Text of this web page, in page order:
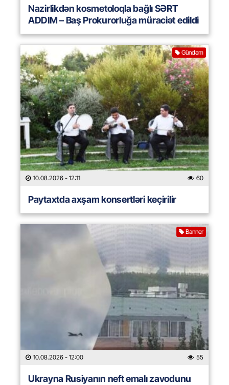
Nazirlikdən kosmetoloqla bağlı SƏRT
ADDIM – Baş Prokurorluğa müraciət edildi
Gündəm
10.08.2026 - 12:11 60
Paytaxtda axşam konsertləri keçirilir
Banner
10.08.2026 - 12:00 55
Ukrayna Rusiyanın neft emalı zavodunu